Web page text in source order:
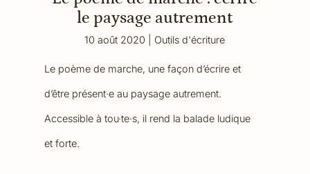
le paysage autrement
10 août 2020 Outils d'écriture
Le poème de marche, une façon d’écrire et
d’être présent·e au paysage autrement.
Accessible à tou·te·s, il rend la balade ludique
et forte.